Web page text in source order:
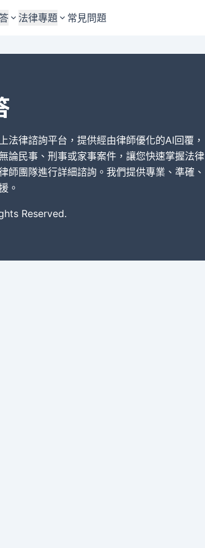
權
件
型
法律專題
婚姻與監護權
債務與債權
刑事犯罪案件
其他案件類型
常見問題
法律諮詢平台，提供經由律師優化的AI回覆，
論民事、刑事或家事案件，讓您快速掌握法律
師團隊進行詳細諮詢。我們提供專業、準確、
。
Reserved.